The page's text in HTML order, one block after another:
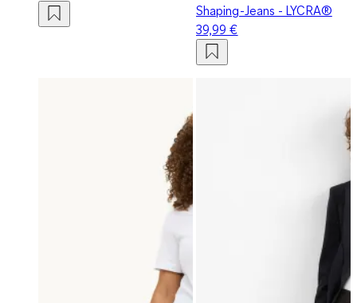
Shaping-Jeans - LYCRA®
39,99 €